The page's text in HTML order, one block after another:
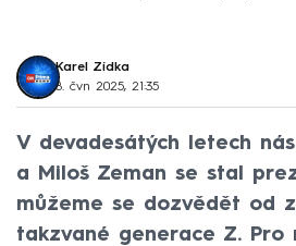
Karel Zídka
8. čvn 2025, 21:35
V devadesátých letech
a Miloš Zeman se stal
můžeme se dozvědět od
takzvané generace Z. Pro